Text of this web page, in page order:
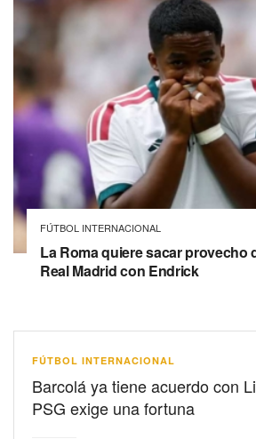
FÚTBOL INTERNACIONAL
La Roma quiere sacar provecho
Real Madrid con Endrick
FÚTBOL INTERNACIONAL
Barcolá ya tiene acuerdo con
PSG exige una fortuna